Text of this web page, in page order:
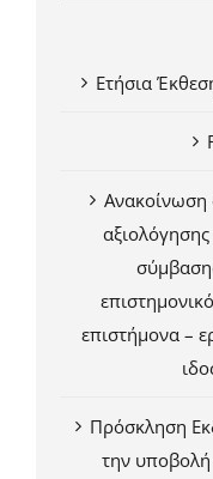
Ετήσια
Ανακοίνωση
επιστήμονα –
Πρόσκληση
την